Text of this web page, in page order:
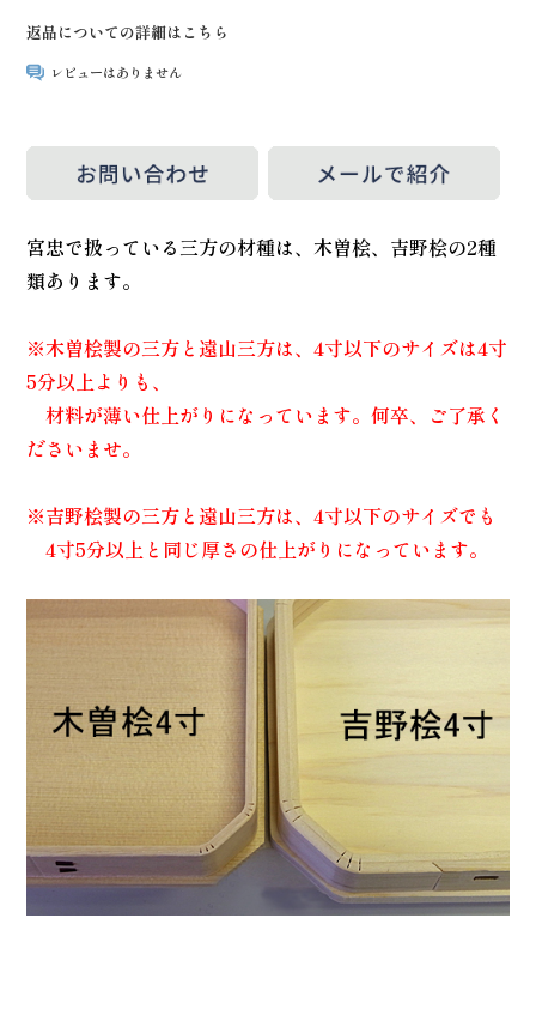
返品についての詳細はこちら
レビューはありません
宮忠で扱っている三方の材種は、木曽桧、吉野桧の2種
類あります。
※木曽桧製の三方と遠山三方は、4寸以下のサイズは4寸
5分以上よりも、
材料が薄い仕上がりになっています。何卒、ご了承く
ださいませ。
※吉野桧製の三方と遠山三方は、4寸以下のサイズでも
4寸5分以上と同じ厚さの仕上がりになっています。